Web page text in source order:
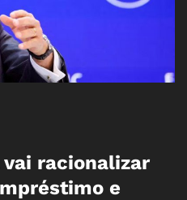
racionalizar
e